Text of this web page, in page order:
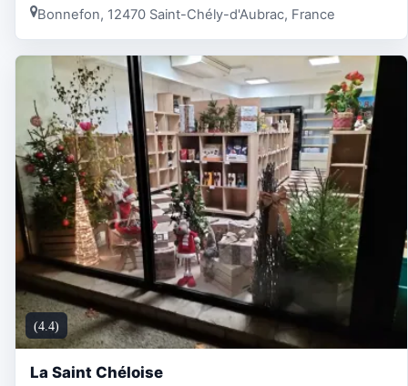
Bonnefon, 12470 Saint-Chély-d'Aubrac, France
(4.4)
La Saint Chéloise